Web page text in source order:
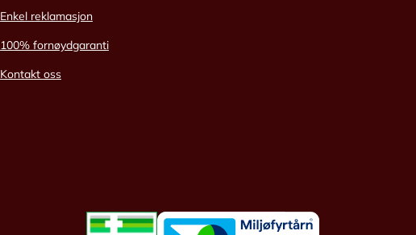
Enkel reklamasjon
100% fornøydgaranti
Kontakt oss